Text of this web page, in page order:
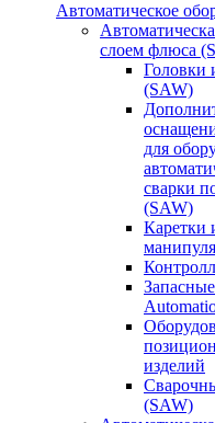
Автоматическое
слоем флюса
Головки
(SAW)
для
сварки
(SAW)
Каретки
изделий
(SAW)